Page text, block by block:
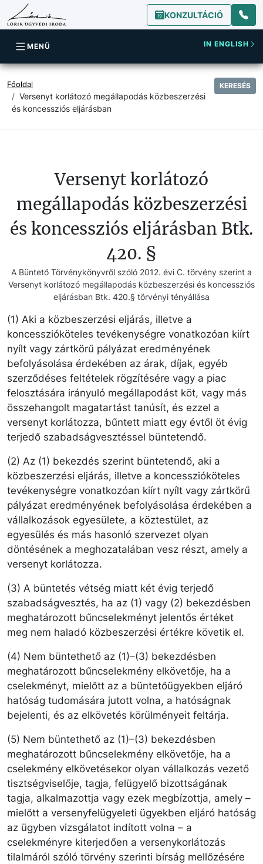
KONZULTÁCIÓ
MENÜ IN ENGLISH
Főoldal
Versenyt korlátozó megállapodás közbeszerzési
és koncessziós eljárásban
KERESÉS
Versenyt korlátozó
megállapodás közbeszerzési
és koncessziós eljárásban Btk.
420. §
A Büntető Törvénykönyvről szóló 2012. évi C. törvény szerint a
Versenyt korlátozó megállapodás közbeszerzési és koncessziós
eljárásban Btk. 420.§ törvényi tényállása
(1) Aki a közbeszerzési eljárás, illetve a
koncesszióköteles tevékenységre vonatkozóan kiírt
nyílt vagy zártkörű pályázat eredményének
befolyásolása érdekében az árak, díjak, egyéb
szerződéses feltételek rögzítésére vagy a piac
felosztására irányuló megállapodást köt, vagy más
összehangolt magatartást tanúsít, és ezzel a
versenyt korlátozza, bűntett miatt egy évtől öt évig
terjedő szabadságvesztéssel büntetendő.
(2) Az (1) bekezdés szerint büntetendő, aki a
közbeszerzési eljárás, illetve a koncesszióköteles
tevékenységre vonatkozóan kiírt nyílt vagy zártkörű
pályázat eredményének befolyásolása érdekében a
vállalkozások egyesülete, a köztestület, az
egyesülés és más hasonló szervezet olyan
döntésének a meghozatalában vesz részt, amely a
versenyt korlátozza.
(3) A büntetés vétség miatt két évig terjedő
szabadságvesztés, ha az (1) vagy (2) bekezdésben
meghatározott bűncselekményt jelentős értéket
meg nem haladó közbeszerzési értékre követik el.
(4) Nem büntethető az (1)–(3) bekezdésben
meghatározott bűncselekmény elkövetője, ha a
cselekményt, mielőtt az a büntetőügyekben eljáró
hatóság tudomására jutott volna, a hatóságnak
bejelenti, és az elkövetés körülményeit feltárja.
(5) Nem büntethető az (1)–(3) bekezdésben
meghatározott bűncselekmény elkövetője, ha a
cselekmény elkövetésekor olyan vállalkozás vezető
tisztségviselője, tagja, felügyelő bizottságának
tagja, alkalmazottja vagy ezek megbízottja, amely –
mielőtt a versenyfelügyeleti ügyekben eljáró hatóság
az ügyben vizsgálatot indított volna – a
cselekményre kiterjedően a versenykorlátozás
tilalmáról szóló törvény szerinti bírság mellőzésére